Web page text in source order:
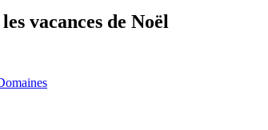
vacances de Noël